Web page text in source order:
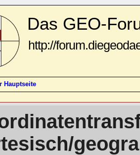
Das GEO-
http://
Hauptseite